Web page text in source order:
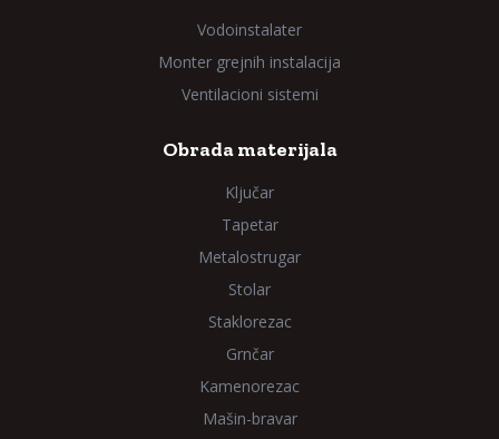
Vodoinstalater
Monter grejnih instalacija
Ventilacioni sistemi
Obrada materijala
Ključar
Tapetar
Metalostrugar
Stolar
Staklorezac
Grnčar
Kamenorezac
Mašin-bravar